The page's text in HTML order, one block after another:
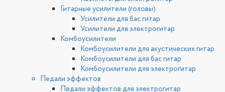
Гитарные усилители (головы)
Усилители для бас гитар
Усилители для электрогитар
Комбоусилители
Комбоусилители для акустических гитар
Комбоусилители для бас гитар
Комбоусилители для электрогитар
Педали эффектов
Педали эффектов для электрогитар